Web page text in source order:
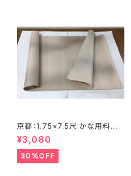
京都：1.75×7.5尺 かな用料紙
本楮、流れ散雲ボカシ 金銀砂子
振り <商品番号2111>
¥3,080
30%OFF